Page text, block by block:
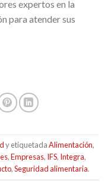
expertos en la
para atender sus
y etiquetadaAlimentación,
,Empresas, IFS, Integra,
,Seguridad alimentaria.